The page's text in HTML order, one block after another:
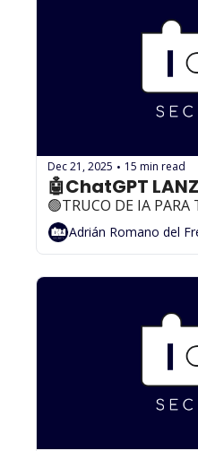
Dec 21, 2025 • 15 min read
🤖ChatGPT
🟢TRUCO DE IA PARA
Adrián Romano del